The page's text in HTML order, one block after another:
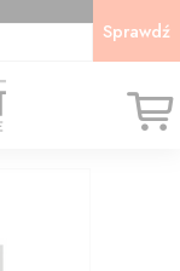
Sprawdź